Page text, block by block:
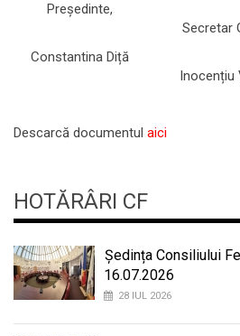
Secretar
Inocențiu
Descarcă documentul aici
HOTĂRÂRI CF
Ședința Consiliului
16.07.2026
28 IUL 2026